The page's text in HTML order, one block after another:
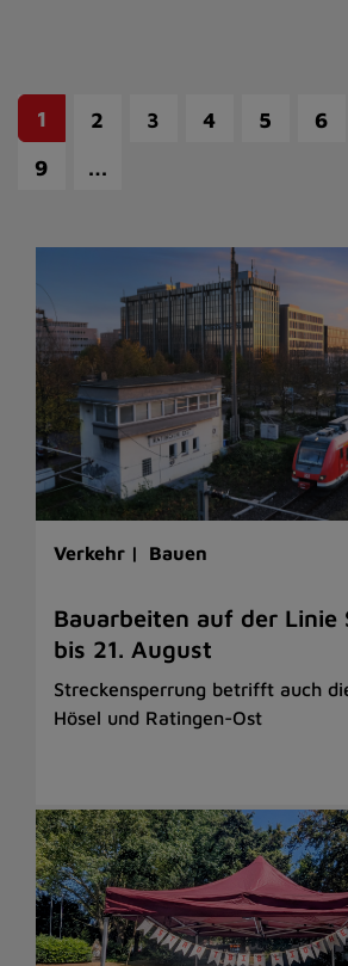
1 2 3 4 5 6
9
…
Verkehr | Bauen
Bauarbeiten auf der Linie
bis 21. August
Streckensperrung betrifft auch
Hösel und Ratingen-Ost